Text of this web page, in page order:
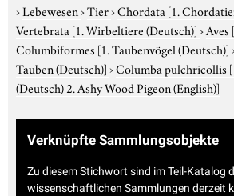
›Lebewesen›Tier›Chordata [1.
Vertebrata [1. Wirbeltiere (Deutsch)]›Aves
Columbiformes [1. Taubenvögel (Deutsch)]
Tauben (Deutsch)]›Columba pulchricollis
(Deutsch) 2. Ashy Wood Pigeon (English)]
Verknüpfte Sammlungsobjekte
Zu diesem Stichwort sind im Teil-Katalog
wissenschaftlichen Sammlungen derzeit